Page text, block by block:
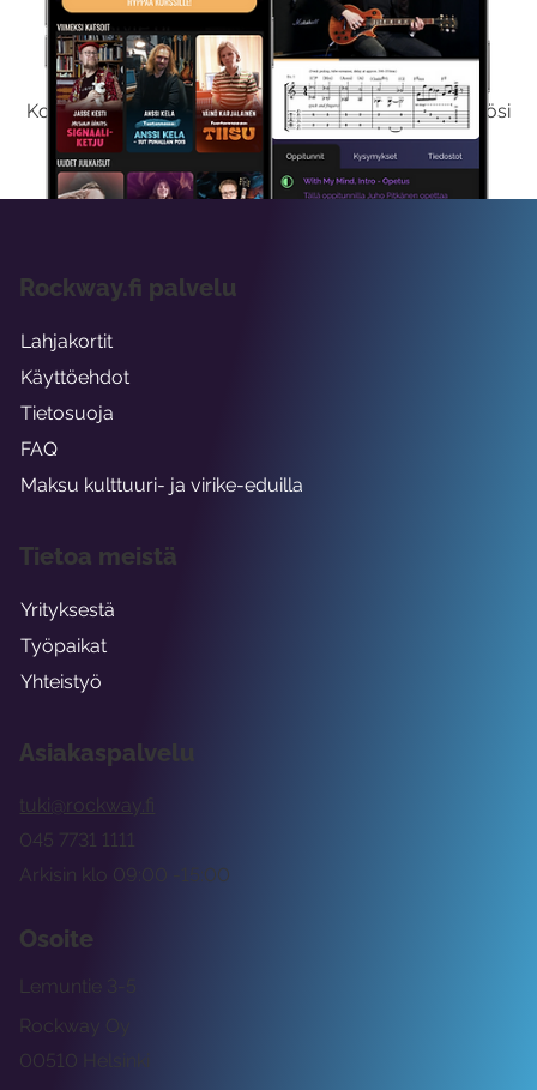
Kokeile Ilmaiseksi
Kokeilemalla ilmaiseksi saat koko sisältömme käyttöösi
viikon ajaksi.
Asiakaspalvelu
tuki@rockway.fi
Arkisin klo 09:00 -15:00
045 7731 1111
Osoite
Rockway Oy
Lemuntie 3-5
00510 Helsinki
Rockway.fi palvelu
Lahjakortit
Käyttöehdot
Tietosuoja
FAQ
Maksu kulttuuri- ja virike-eduilla
Tietoa meistä
Yrityksestä
Työpaikat
Yhteistyö